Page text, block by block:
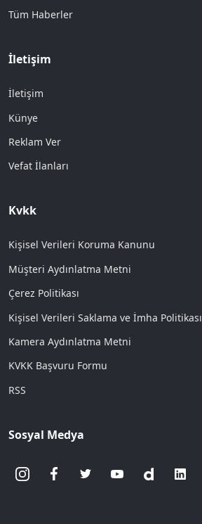
Tüm Haberler
İletişim
İletişim
Künye
Reklam Ver
Vefat İlanları
Kvkk
Kişisel Verileri Koruma Kanunu
Müşteri Aydınlatma Metni
Çerez Politikası
Kişisel Verileri Saklama ve İmha Politikası
Kamera Aydınlatma Metni
KVKK Başvuru Formu
RSS
Sosyal Medya